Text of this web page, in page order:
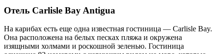
Отель Carlisle Bay Antigua
На карибах есть еще одна известная гостиница — Carlisle Bay.
Она расположена на белых песках пляжа и окружена
изящными холмами и роскошной зеленью. Гостиница